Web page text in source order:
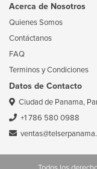
Acerca de Nosotros
Quienes Somos
Contáctanos
FAQ
Terminos y Condiciones
Datos de Contacto
Ciudad de Panama,
+1 786 580 0988